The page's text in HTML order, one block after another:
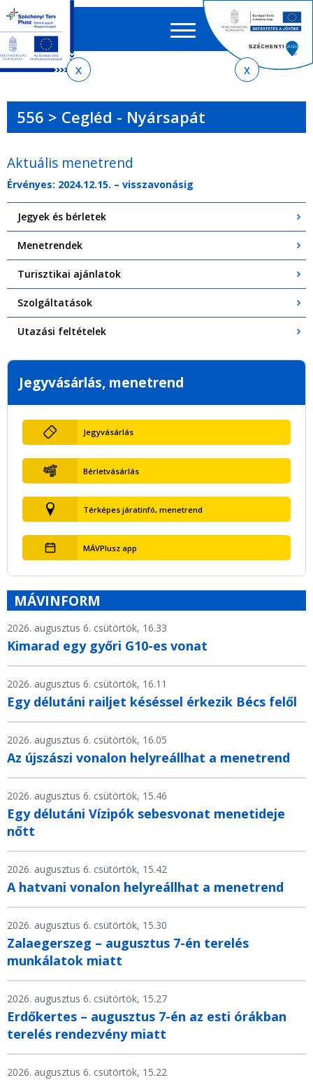
menetrendkeresőhöz
almenühöz
tartalomra
oldaltérképre
EN HU
űrlap
556 > Cegléd - Nyársapát
Aktuális menetrend
Érvényes: 2024.12.15. – visszavonásig
Jegyek és bérletek
Menetrendek
Turisztikai ajánlatok
Szolgáltatások
Utazási feltételek
Jegyvásárlás, menetrend
Jegyvásárlás
Bérletvásárlás
Térképes járatinfó, menetrend
MÁVPlusz app
MÁVINFORM
2026. augusztus 6. csütörtök, 16.33
Kimarad egy győri G10-es vonat
2026. augusztus 6. csütörtök, 16.11
Egy délutáni railjet késéssel érkezik Bécs felől
2026. augusztus 6. csütörtök, 16.05
Az újszászi vonalon helyreállhat a menetrend
2026. augusztus 6. csütörtök, 15.46
Egy délutáni Vízipók sebesvonat menetideje
nőtt
2026. augusztus 6. csütörtök, 15.42
A hatvani vonalon helyreállhat a menetrend
2026. augusztus 6. csütörtök, 15.30
Zalaegerszeg – augusztus 7-én terelés
munkálatok miatt
2026. augusztus 6. csütörtök, 15.27
Erdőkertes – augusztus 7-én az esti órákban
terelés rendezvény miatt
2026. augusztus 6. csütörtök, 15.22